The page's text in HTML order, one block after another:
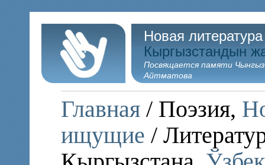
Новая
Кыргызстандын
Посвящается памяти
Айтматова
Главная / Поэзия,
ищущие /